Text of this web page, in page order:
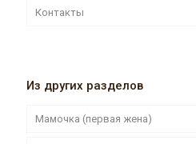
Контакты
Из других разделов
Мамочка (первая жена)